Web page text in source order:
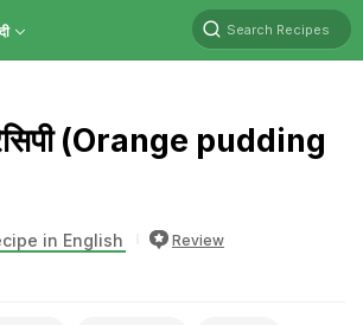
Search Recipes
(Orange pudding
in English Review